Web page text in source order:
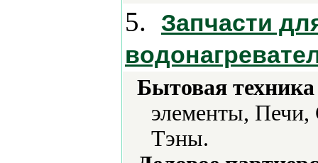
5.
Запчасти
Бытовая
элементы,
Тэны.